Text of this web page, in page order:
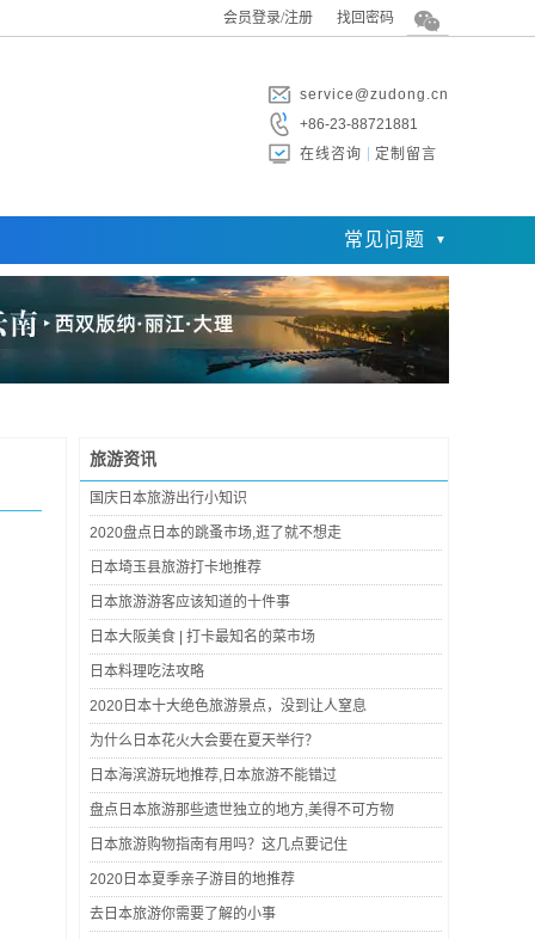
会员登录/注册 找回密码
service@zudong.cn
+86-23-88721881
在线咨询
定制留言
常见问题
旅游资讯
国庆日本旅游出行小知识
2020盘点日本的跳蚤市场,逛了就不想走
日本埼玉县旅游打卡地推荐
日本旅游游客应该知道的十件事
日本大阪美食 | 打卡最知名的菜市场
日本料理吃法攻略
2020日本十大绝色旅游景点，没到让人窒息
为什么日本花火大会要在夏天举行？
日本海滨游玩地推荐,日本旅游不能错过
盘点日本旅游那些遗世独立的地方,美得不可方物
日本旅游购物指南有用吗？这几点要记住
2020日本夏季亲子游目的地推荐
去日本旅游你需要了解的小事